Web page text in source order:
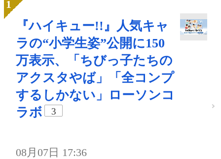
『ハイキュー!!』人気キャ
ラの“小学生姿”公開に150
万表示、「ちびっ子たちの
アクスタやば」「全コンプ
するしかない」ローソンコ
ラボ
3
08月07日 17:36